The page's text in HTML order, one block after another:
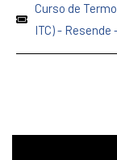
Curso de
ITC) -